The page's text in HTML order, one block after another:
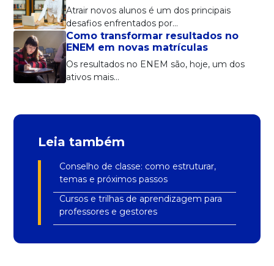
Atrair novos alunos é um dos principais
desafios enfrentados por…
Como transformar resultados no
ENEM em novas matrículas
Os resultados no ENEM são, hoje, um dos
ativos mais…
Leia também
Conselho de classe: como estruturar,
temas e próximos passos
Cursos e trilhas de aprendizagem para
professores e gestores